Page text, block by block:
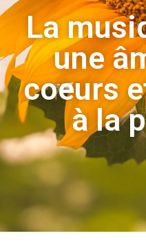
La
une
coeurs
à la